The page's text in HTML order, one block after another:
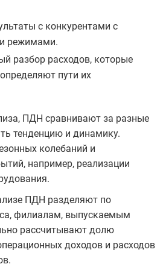
с конкурентами с
режимами.
разбор расходов, которые
пути их
ПДН сравнивают за разные
тенденцию и динамику.
колебаний и
например, реализации
ПДН разделяют по
филиалам, выпускаемым
рассчитывают долю
доходов и расходов